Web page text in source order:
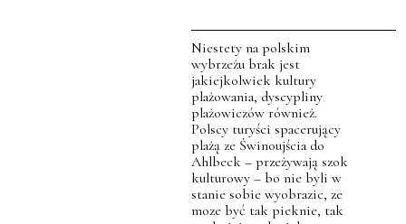
Niestety na polskim
wybrzeżu brak jest
jakiejkolwiek kultury
plażowania, dyscypliny
plażowiczów również.
Polscy turyści spacerujący
plażą ze Świnoujścia do
Ahlbeck – przeżywają szok
kulturowy – bo nie byli w
stanie sobie wyobrazic, ze
moze być tak pieknie, tak